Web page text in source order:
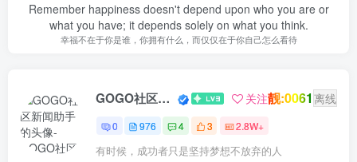
Remember happiness doesn't depend upon who you are or
what you have; it depends solely on what you think.
幸福不在于你是谁，你拥有什么，而仅仅在于你自己怎么看待
GOGO社区新闻助手 关注靓:0061 离线
0 976 4 3 2.8W+
有时候，成功者只是坚持梦想不放弃的人